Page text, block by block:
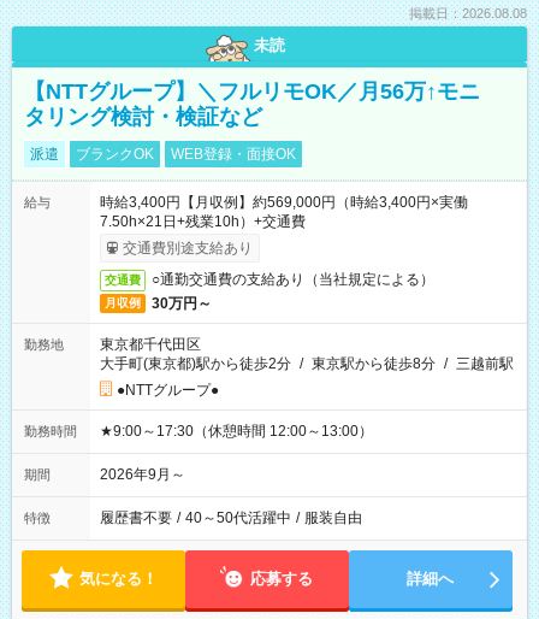
掲載日：2026.08.08
未読
【NTTグループ】＼フルリモOK／月56万↑モニ
タリング検討・検証など
派遣 ブランクOK WEB登録・面接OK
給与
時給3,400円【月収例】約569,000円（時給3,400円×実働
7.50h×21日+残業10h）+交通費
交通費別途支給あり
交通費 ○通勤交通費の支給あり（当社規定による）
月収例 30万円～
勤務地
東京都千代田区
大手町(東京都)駅から徒歩2分 / 東京駅から徒歩8分 / 三越前駅
●NTTグループ●
勤務時間 ★9:00～17:30（休憩時間 12:00～13:00）
期間 2026年9月～
特徴 履歴書不要 / 40～50代活躍中 / 服装自由
気になる！ 応募する 詳細へ